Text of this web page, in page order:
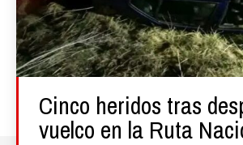
Cinco heridos tras
vuelco en la Ruta